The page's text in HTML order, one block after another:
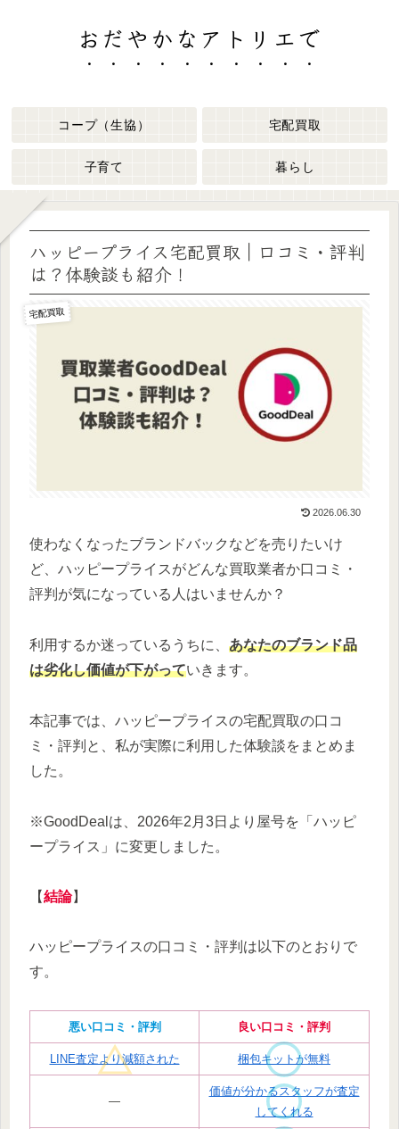
おだやかなアトリエで
コープ（生協） 宅配買取
子育て 暮らし
ハッピープライス宅配買取｜口コミ・評判
は？体験談も紹介！
宅配買取
2026.06.30
使わなくなったブランドバックなどを売りたいけ
ど、ハッピープライスがどんな買取業者か口コミ・
評判が気になっている人はいませんか？
利用するか迷っているうちに、 あなたのブランド品
は劣化し価値が下がっていきます。
本記事では、ハッピープライスの宅配買取の口コ
ミ・評判と、私が実際に利用した体験談をまとめま
した。
※GoodDealは、2026年2月3日より屋号を「ハッピ
ープライス」に変更しました。
【結論】
ハッピープライスの口コミ・評判は以下のとおりで
す。
悪い口コミ・評判 良い口コミ・評判
LINE査定より減額された 梱包キットが無料
―
価値が分かるスタッフが査定
してくれる